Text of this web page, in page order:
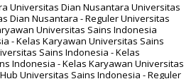
Universitas Dian Nusantara Universitas
Dian Nusantara - RegulerUniversitas
Universitas Sains Indonesia
- Kelas Karyawan Universitas Sains
Sains Indonesia - Kelas
Indonesia - Kelas Karyawan Universitas
Universitas Sains Indonesia - Reguler